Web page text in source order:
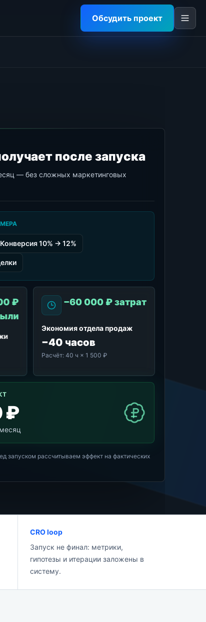
Обсудить проект
после запуска
— без сложных маркетинговых
Конверсия 10% → 12%
₽
−60 000 ₽ затрат
Экономия отдела продаж
−40 часов
Расчёт:40 ч × 1 500 ₽
₽
запуском рассчитываем эффект на фактических
CRO loop
Запуск не финал: метрики,
гипотезы и итерации заложены в
систему.